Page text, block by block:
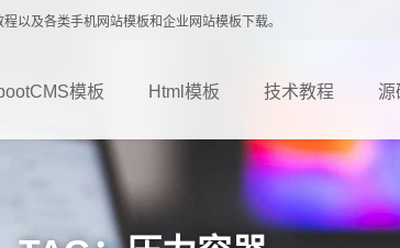
以及各类手机网站模板和企业网站模板下载。
模板 Html模板 技术教程 源